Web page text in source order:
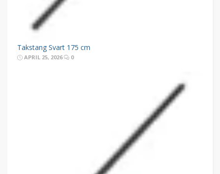
Takstang Svart 175 cm
APRIL 25, 2026 0